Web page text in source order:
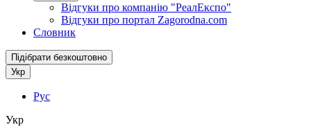
Відгуки про компанію "РеалЕкспо"
Відгуки про портал Zagorodna.com
Словник
Підібрати безкоштовно
Укр
Рус
Укр